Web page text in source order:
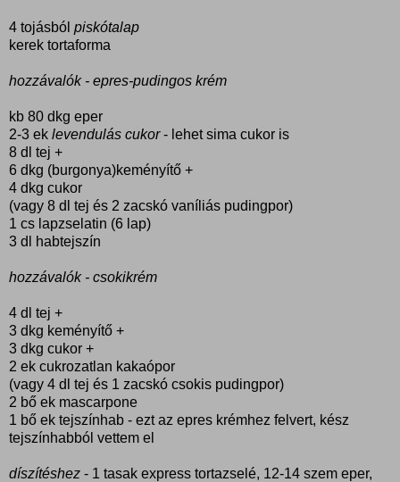
4 tojásból piskótalap
kerek tortaforma
hozzávalók - epres-pudingos krém
kb 80 dkg eper
2-3 ek levendulás cukor- lehet sima cukor is
8 dl tej +
6 dkg (burgonya)keményítő +
4 dkg cukor
(vagy 8 dl tej és 2 zacskó vaníliás pudingpor)
1 cs lapzselatin (6 lap)
3 dl habtejszín
hozzávalók - csokikrém
4 dl tej +
3 dkg keményítő +
3 dkg cukor +
2 ek cukrozatlan kakaópor
(vagy 4 dl tej és 1 zacskó csokis pudingpor)
2 bő ek mascarpone
1 bő ek tejszínhab - ezt az epres krémhez felvert, kész
tejszínhabból vettem el
díszítéshez - 1 tasak express tortazselé, 12-14 szem eper,